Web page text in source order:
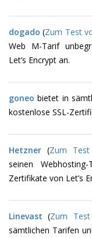
dogado (Zum Test
Web M-Tarif
Let’s Encrypt an.
goneo bietet in
kostenlose SSL-
Hetzner (Zum
seinen
Zertifikate von Let’s
Linevast (Zum
sämtlichen Tarifen